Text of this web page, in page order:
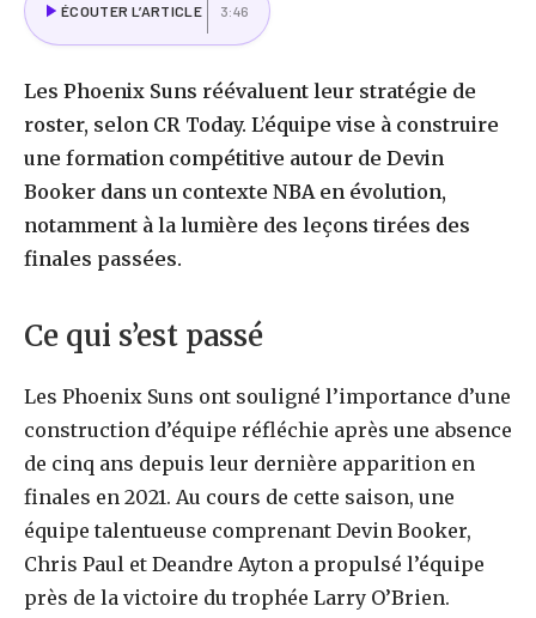
ÉCOUTER L’ARTICLE 3:46
Les Phoenix Suns réévaluent leur stratégie de
roster, selon CR Today. L’équipe vise à construire
une formation compétitive autour de Devin
Booker dans un contexte NBA en évolution,
notamment à la lumière des leçons tirées des
finales passées.
Ce qui s’est passé
Les Phoenix Suns ont souligné l’importance d’une
construction d’équipe réfléchie après une absence
de cinq ans depuis leur dernière apparition en
finales en 2021. Au cours de cette saison, une
équipe talentueuse comprenant Devin Booker,
Chris Paul et Deandre Ayton a propulsé l’équipe
près de la victoire du trophée Larry O’Brien.